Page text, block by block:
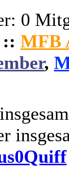
0
:: MFB
,